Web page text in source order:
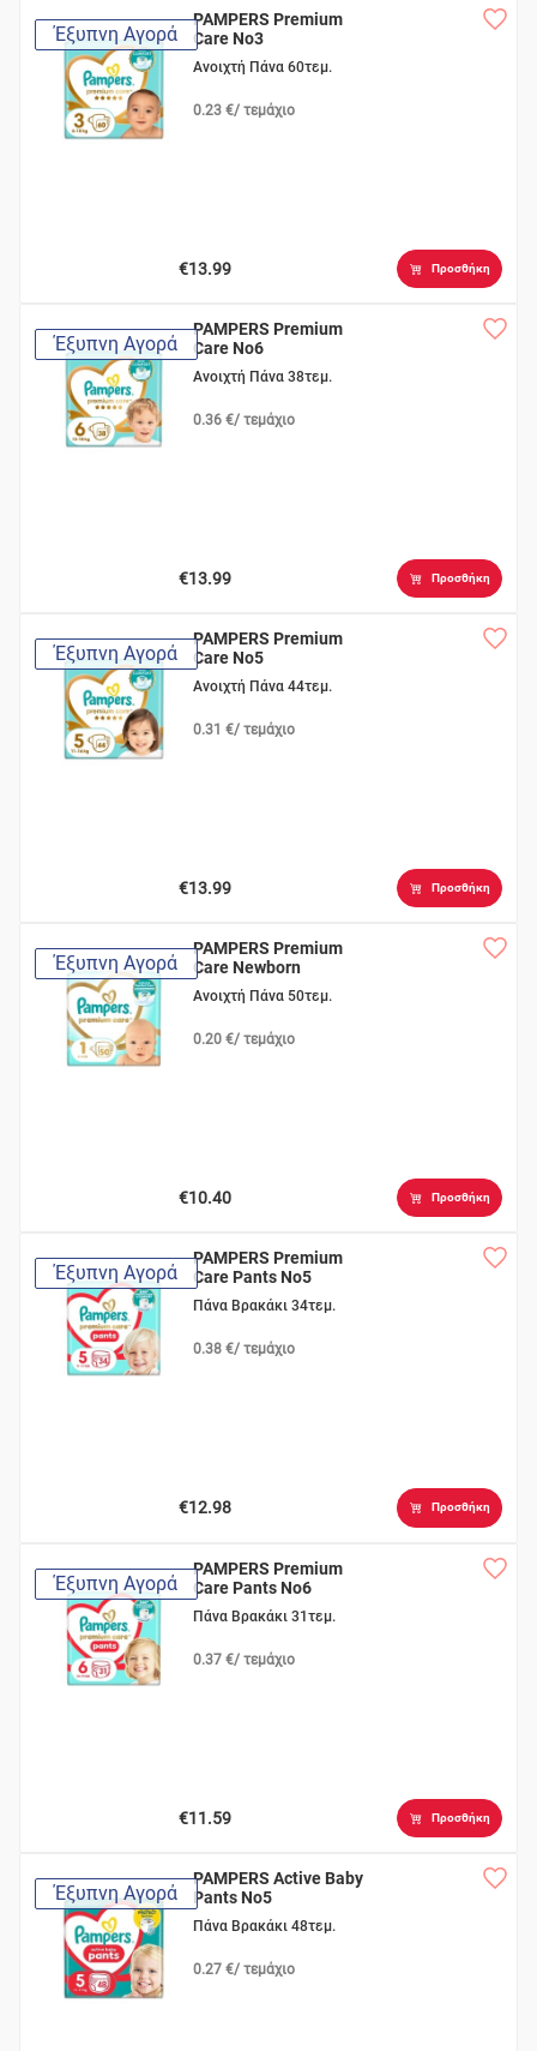
Έξυπνη Αγορά
PAMPERS Premium
Care No3
Ανοιχτή Πάνα 60τεμ.
0.23 €/ τεμάχιο
€13.99 Προσθήκη
Έξυπνη Αγορά
PAMPERS Premium
Care No6
Ανοιχτή Πάνα 38τεμ.
0.36 €/ τεμάχιο
€13.99 Προσθήκη
Έξυπνη Αγορά
PAMPERS Premium
Care No5
Ανοιχτή Πάνα 44τεμ.
0.31 €/ τεμάχιο
€13.99 Προσθήκη
Έξυπνη Αγορά
PAMPERS Premium
Care Newborn
Ανοιχτή Πάνα 50τεμ.
0.20 €/ τεμάχιο
€10.40 Προσθήκη
Έξυπνη Αγορά
PAMPERS Premium
Care Pants No5
Πάνα Βρακάκι 34τεμ.
0.38 €/ τεμάχιο
€12.98 Προσθήκη
Έξυπνη Αγορά
PAMPERS Premium
Care Pants No6
Πάνα Βρακάκι 31τεμ.
0.37 €/ τεμάχιο
€11.59 Προσθήκη
Έξυπνη Αγορά
PAMPERS Active Baby
Pants No5
Πάνα Βρακάκι 48τεμ.
0.27 €/ τεμάχιο